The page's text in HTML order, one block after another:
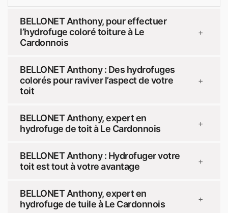
BELLONET Anthony, pour effectuer
l’hydrofuge coloré toiture à Le
Cardonnois
+
BELLONET Anthony : Des hydrofuges
colorés pour raviver l’aspect de votre
toit
+
BELLONET Anthony, expert en
hydrofuge de toit à Le Cardonnois
+
BELLONET Anthony : Hydrofuger votre
toit est tout à votre avantage
+
BELLONET Anthony, expert en
hydrofuge de tuile à Le Cardonnois
+